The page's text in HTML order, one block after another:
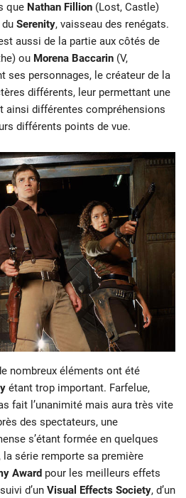
que Nathan Fillion (Lost, Castle)
Serenity, vaisseau des renégats.
aussi de la partie aux côtés de
ou Morena Baccarin (V,
ses personnages, le créateur de la
différents, leur permettant une
ainsi différentes compréhensions
différents points de vue.
nombreux éléments ont été
étant trop important. Farfelue,
fait l’unanimité mais aura très vite
des spectateurs, une
s’étant formée en quelques
série remporte sa première
Award pour les meilleurs effets
d’un Visual Effects Society, d’un